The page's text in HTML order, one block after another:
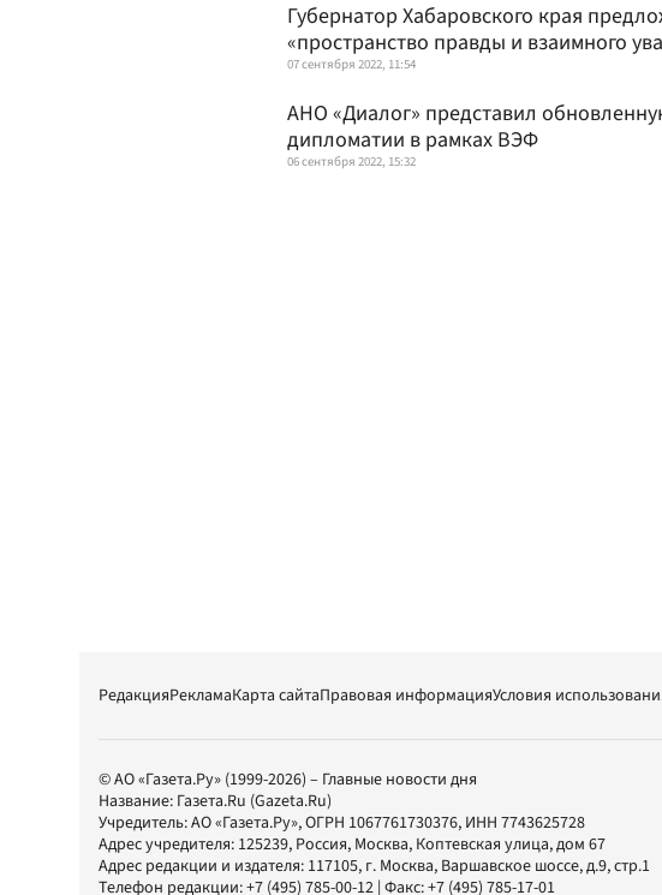
Губернатор Хабаровского края
«пространство правды и взаимного
07 сентября 2022, 11:54
АНО «Диалог» представил
дипломатии в рамках ВЭФ
06 сентября 2022, 15:32
РедакцияРекламаКарта сайтаПравовая информацияУсловия
© АО «Газета.Ру» (1999-2026) – Главные новости дня
Название: Газета.Ru (Gazeta.Ru)
Учредитель:АО «Газета.Ру», ОГРН 1067761730376, ИНН 7743625728
Адрес учредителя: 125239, Россия, Москва, Коптевская улица, дом 67
Адрес редакции и издателя: 117105, г. Москва, Варшавское шоссе, д.9, стр.1
Телефон редакции:+7 (495) 785-00-12 | Факс:+7 (495) 785-17-01